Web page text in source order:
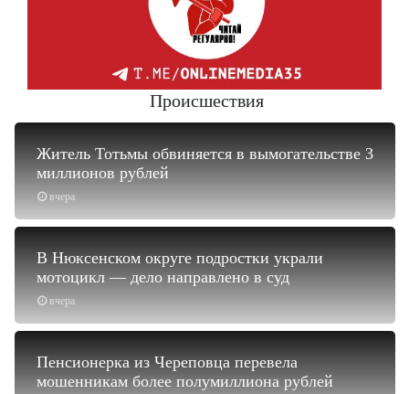
Происшествия
вчера
Житель Тотьмы обвиняется в вымогательстве 3
миллионов рублей
вчера
В Нюксенском округе подростки украли
мотоцикл — дело направлено в суд
Пенсионерка из Череповца перевела
мошенникам более полумиллиона рублей